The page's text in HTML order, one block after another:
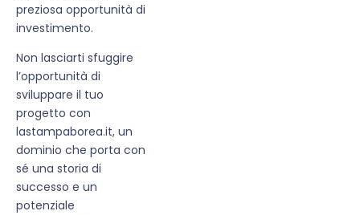
preziosa opportunità di
investimento.
Non lasciarti sfuggire
l’opportunità di
sviluppare il tuo
progetto con
lastampaborea.it, un
dominio che porta con
sé una storia di
successo e un
potenziale